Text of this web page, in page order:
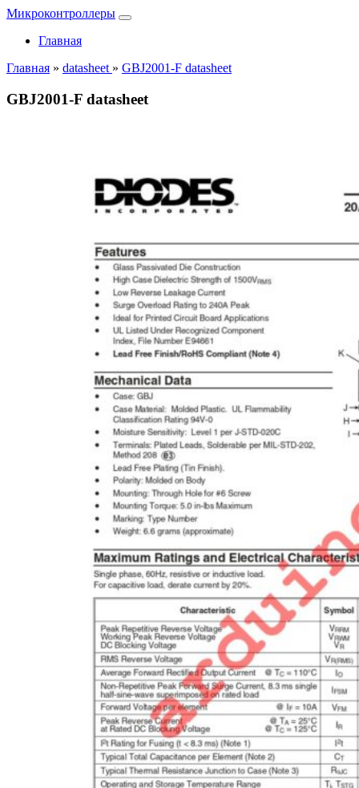
Микроконтроллеры
Главная
Главная » datasheet » GBJ2001-F datasheet
GBJ2001-F datasheet